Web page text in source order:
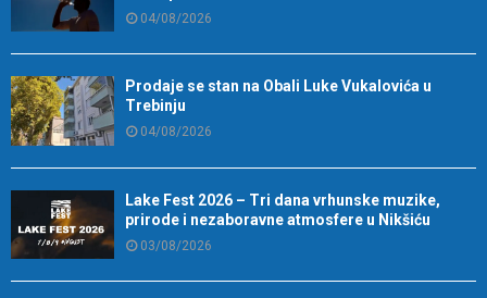
04/08/2026
Prodaje se stan na Obali Luke Vukalovića u
Trebinju
04/08/2026
Lake Fest 2026 – Tri dana vrhunske muzike,
prirode i nezaboravne atmosfere u Nikšiću
03/08/2026